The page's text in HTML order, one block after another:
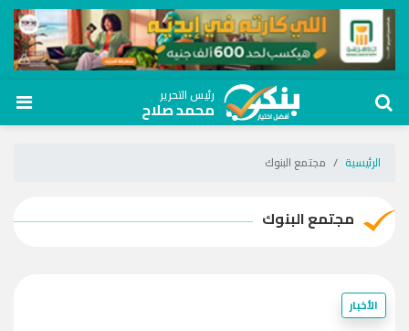
رئيس التحرير
محمد صلاح
الرئيسية مجتمع البنوك
مجتمع البنوك
الأخبار